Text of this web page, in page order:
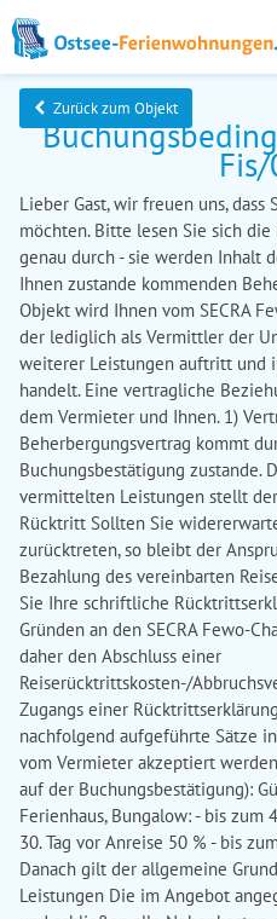
Zurück zum Objekt
Lieber Gast, wir freuen uns,
möchten. Bitte lesen Sie sich
genau durch - sie werden Inhalt
Ihnen zustande kommenden
Objekt wird Ihnen vom SECRA
der lediglich als Vermittler der
weiterer Leistungen auftritt und
handelt. Eine vertragliche
dem Vermieter und Ihnen. 1)
Beherbergungsvertrag kommt
Buchungsbestätigung zustande.
vermittelten Leistungen stellt
Rücktritt Sollten Sie
zurücktreten, so bleibt der
Bezahlung des vereinbarten
Sie Ihre schriftliche
Gründen an den SECRA Fewo-
daher den Abschluss einer
Reiserücktrittskosten-/
Zugangs einer
nachfolgend aufgeführte Sätze
vom Vermieter akzeptiert
auf der Buchungsbestätigung):
Ferienhaus, Bungalow: - bis zum
30. Tag vor Anreise 50 % - bis
Danach gilt der allgemeine
Leistungen Die im Angebot